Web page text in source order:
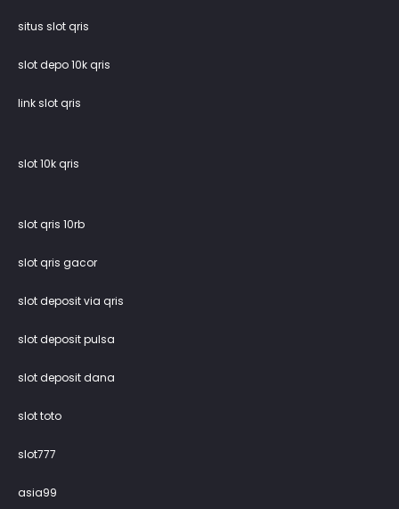
situs slot qris
slot depo 10k qris
link slot qris
slot 10k qris
slot qris 10rb
slot qris gacor
slot deposit via qris
slot deposit pulsa
slot deposit dana
slot toto
slot777
asia99